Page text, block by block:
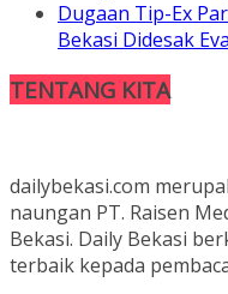
Dugaan Tip-Ex
Bekasi Didesak
TENTANG KITA
dailybekasi.com
naungan PT. Raisen
Bekasi. Daily Bekasi
terbaik kepada